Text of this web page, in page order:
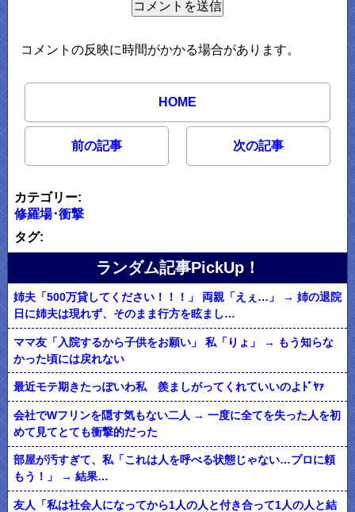
コメントの反映に時間がかかる場合があります。
HOME
前の記事 次の記事
カテゴリー:
修羅場･衝撃
タグ:
ランダム記事PickUp！
姉夫「500万貸してください！！！」 両親「えぇ…」 → 姉の退院
日に姉夫は現れず、そのまま行方を眩まし…
ママ友「入院するから子供をお願い」 私「りょ」 → もう知らな
かった頃には戻れない
最近モテ期きたっぽいわ私 羨ましがってくれていいのよﾄﾞﾔｧ
会社でWフリンを隠す気もない二人 → 一度に全てを失った人を初
めて見てとても衝撃的だった
部屋が汚すぎて、私「これは人を呼べる状態じゃない…プロに頼
もう！」 → 結果…
友人「私は社会人になってから1人の人と付き合って1人の人と結